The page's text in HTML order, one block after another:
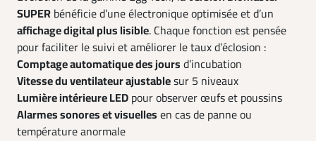
SUPER bénéficie d’une électronique optimisée et d’un
affichage digital plus lisible. Chaque fonction est pensée
pour faciliter le suivi et améliorer le taux d’éclosion :
Comptage automatique des jours d’incubation
Vitesse du ventilateur ajustablesur 5 niveaux
Lumière intérieure LED pour observer œufs et poussins
Alarmes sonores et visuelles en cas de panne ou
température anormale